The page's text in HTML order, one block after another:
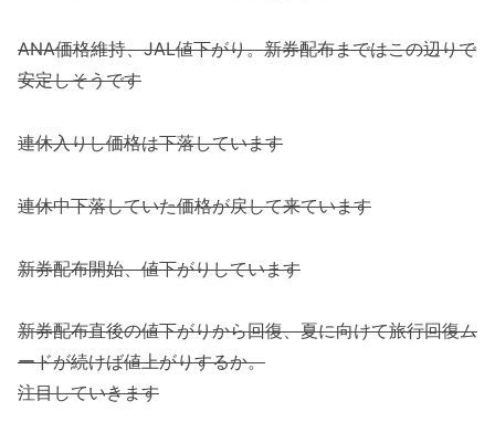
ANA価格維持、JAL値下がり。新券配布まではこの辺りで
安定しそうです
連休入りし価格は下落しています
連休中下落していた価格が戻して来ています
新券配布開始、値下がりしています
新券配布直後の値下がりから回復、夏に向けて旅行回復ム
ードが続けば値上がりするか。
注目していきます